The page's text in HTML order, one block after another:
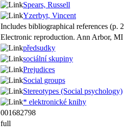
Spears, Russell
Yzerbyt, Vincent
Includes bibliographical references (p.
Electronic reproduction. Ann Arbor,
předsudky
sociální skupiny
Prejudices
Social groups
Stereotypes (Social psychology)
* elektronické knihy
001682798
full